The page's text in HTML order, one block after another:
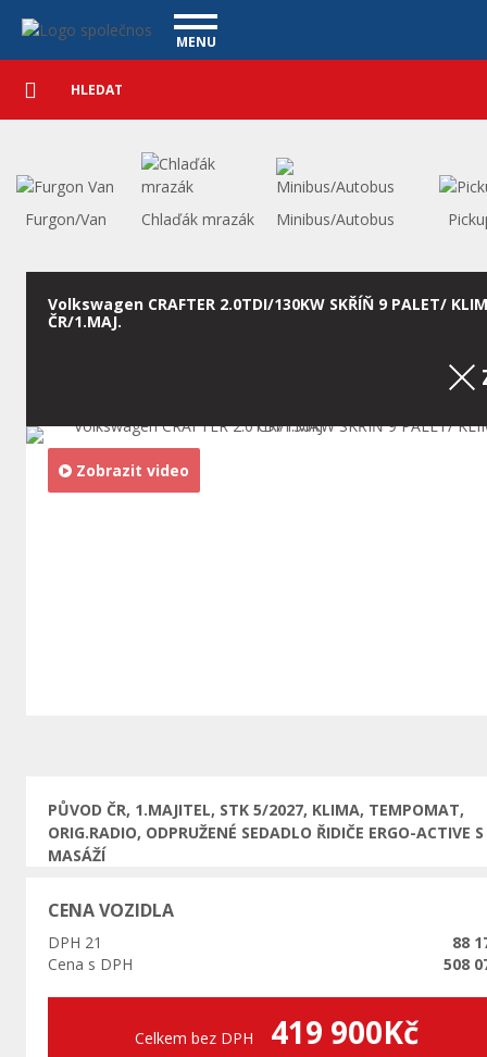
Užitkové vozy - VanscentreNavigace
MENU
VÝKUP VOZŮ
ÚVĚR ZDARMA
ZÁRUKA NA OJETÉ VOZY
CO NABÍZÍME
NÁŠ TÝM
NAŠE VIDEA
MAGAZÍN
KONTAKT
Podrobné
vyhledávání
Vyhledat
Furgon/Van Chlaďák mrazák Minibus/Autobus
Volkswagen CRAFTER 2.0TDI/130KW SKŘÍŇ 9 PALET/
ČR/1.MAJ.
Zobrazit video
PŮVOD ČR, 1.MAJITEL, STK 5/2027, KLIMA, TEMPOMAT,
ORIG.RADIO, ODPRUŽENÉ SEDADLO ŘIDIČE ERGO-ACTIVE S
MASÁŽÍ
CENA VOZIDLA
DPH 21
88
Cena s DPH
508
Celkem bez DPH 419 900Kč